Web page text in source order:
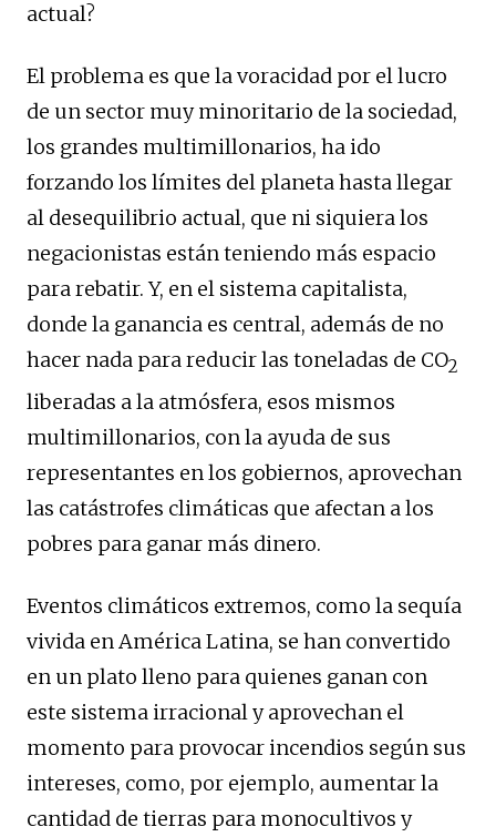
actual?
El problema es que la voracidad por el lucro
de un sector muy minoritario de la sociedad,
los grandes multimillonarios, ha ido
forzando los límites del planeta hasta llegar
al desequilibrio actual, que ni siquiera los
negacionistas están teniendo más espacio
para rebatir. Y, en el sistema capitalista,
donde la ganancia es central, además de no
hacer nada para reducir las toneladas de CO2
liberadas a la atmósfera, esos mismos
multimillonarios, con la ayuda de sus
representantes en los gobiernos, aprovechan
las catástrofes climáticas que afectan a los
pobres para ganar más dinero.
Eventos climáticos extremos, como la sequía
vivida en América Latina, se han convertido
en un plato lleno para quienes ganan con
este sistema irracional y aprovechan el
momento para provocar incendios según sus
intereses, como, por ejemplo, aumentar la
cantidad de tierras para monocultivos y